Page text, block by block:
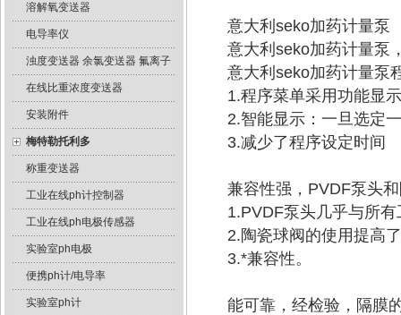
溶解氧变送器
电导率仪
浊度变送器 余氯变送器 氟离子
在线比重浓度变送器
安装附件
梅特勒托利多
称重变送器
工业在线ph计控制器
工业在线ph电极传感器
实验室ph电极
便携ph计/电导率
实验室ph计
意大利seko加药计量泵
意大利seko加药计量泵
意大利seko加药计量
1.程序菜单采用功能显
2.智能显示：一旦选定
3.减少了程序设定时间
兼容性强，PVDF泵头
1.PVDF泵头几乎与所
2.陶瓷球阀的使用提高
3.*兼容性。
能可靠，经检验，隔膜